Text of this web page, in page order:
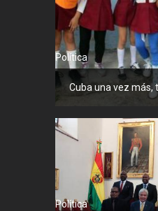
Política
Cuba una vez más,
Política